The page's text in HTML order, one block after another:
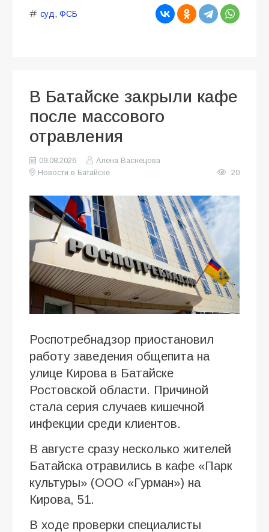
суд, ФСБ
В Батайске закрыли кафе
после массового
отравления
09.08.2026
Алена Васнецова
Новости в Батайске
20
Роспотребнадзор приостановил
работу заведения общепита на
улице Кирова в Батайске
Ростовской области. Причиной
стала серия случаев кишечной
инфекции среди клиентов.
В августе сразу несколько жителей
Батайска отравились в кафе «Парк
культуры» (ООО «Гурман») на
Кирова, 51.
В ходе проверки специалисты